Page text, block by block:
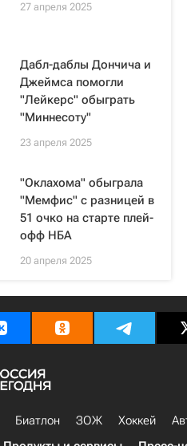
27 апреля 2025
Дабл-даблы Дончича и
Джеймса помогли
"Лейкерс" обыграть
"Миннесоту"
23 апреля 2025
"Оклахома" обыграла
"Мемфис" с разницей в
51 очко на старте плей-
офф НБА
20 апреля 2025
Биатлон ЗОЖ Хоккей